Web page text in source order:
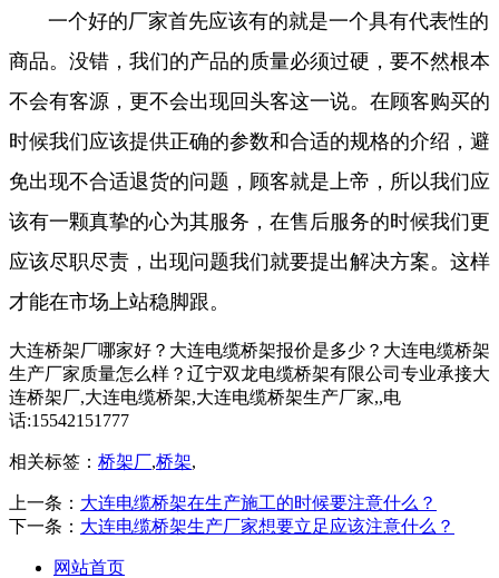
一个好的厂家首先应该有的就是一个具有代表性的
商品。没错，我们的产品的质量必须过硬，要不然根本
不会有客源，更不会出现回头客这一说。在顾客购买的
时候我们应该提供正确的参数和合适的规格的介绍，避
免出现不合适退货的问题，顾客就是上帝，所以我们应
该有一颗真挚的心为其服务，在售后服务的时候我们更
应该尽职尽责，出现问题我们就要提出解决方案。这样
才能在市场上站稳脚跟。
大连桥架厂哪家好？大连电缆桥架报价是多少？大连电缆桥架
生产厂家质量怎么样？辽宁双龙电缆桥架有限公司专业承接大
连桥架厂,大连电缆桥架,大连电缆桥架生产厂家,,电
话:15542151777
相关标签： 桥架厂,桥架,
上一条： 大连电缆桥架在生产施工的时候要注意什么？
下一条： 大连电缆桥架生产厂家想要立足应该注意什么？
网站首页